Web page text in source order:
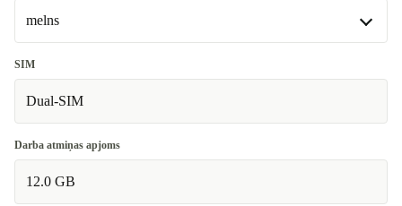
melns
melns
Pieejams citās konfigurācijās
zils
SIM
Dual-SIM
Darba atmiņas apjoms
12.0 GB